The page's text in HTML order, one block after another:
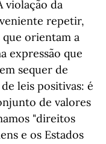
violação da
repetir,
orientam a
expressão que
sequer de
leis positivas: é
de valores
"direitos
e os Estados